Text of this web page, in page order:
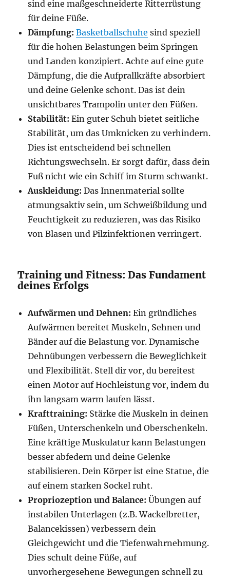
sind eine maßgeschneiderte Ritterrüstung
für deine Füße.
Dämpfung: Basketballschuhe sind speziell
für die hohen Belastungen beim Springen
und Landen konzipiert. Achte auf eine gute
Dämpfung, die die Aufprallkräfte absorbiert
und deine Gelenke schont. Das ist dein
unsichtbares Trampolin unter den Füßen.
Stabilität: Ein guter Schuh bietet seitliche
Stabilität, um das Umknicken zu verhindern.
Dies ist entscheidend bei schnellen
Richtungswechseln. Er sorgt dafür, dass dein
Fuß nicht wie ein Schiff im Sturm schwankt.
Auskleidung: Das Innenmaterial sollte
atmungsaktiv sein, um Schweißbildung und
Feuchtigkeit zu reduzieren, was das Risiko
von Blasen und Pilzinfektionen verringert.
Training und Fitness: Das Fundament
deines Erfolgs
Aufwärmen und Dehnen: Ein gründliches
Aufwärmen bereitet Muskeln, Sehnen und
Bänder auf die Belastung vor. Dynamische
Dehnübungen verbessern die Beweglichkeit
und Flexibilität. Stell dir vor, du bereitest
einen Motor auf Hochleistung vor, indem du
ihn langsam warm laufen lässt.
Krafttraining: Stärke die Muskeln in deinen
Füßen, Unterschenkeln und Oberschenkeln.
Eine kräftige Muskulatur kann Belastungen
besser abfedern und deine Gelenke
stabilisieren. Dein Körper ist eine Statue, die
auf einem starken Sockel ruht.
Propriozeption und Balance: Übungen auf
instabilen Unterlagen (z.B. Wackelbretter,
Balancekissen) verbessern dein
Gleichgewicht und die Tiefenwahrnehmung.
Dies schult deine Füße, auf
unvorhergesehene Bewegungen schnell zu